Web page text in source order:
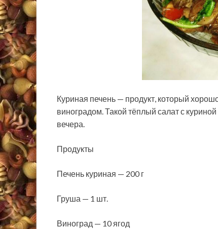
Куриная печень — продукт, который
виноградом. Такой тёплый салат с
вечера.
Продукты
Печень куриная — 200 г
Груша — 1 шт.
Виноград — 10 ягод